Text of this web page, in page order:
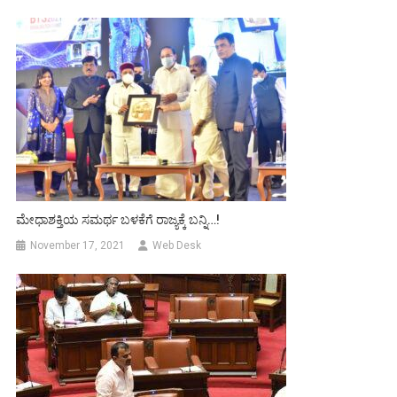
ಮೇಧಾಶಕ್ತಿಯ ಸಮರ್ಥ ಬಳಕೆಗೆ ರಾಜ್ಯಕ್ಕೆ ಬನ್ನಿ…!
November 17, 2021 Web Desk